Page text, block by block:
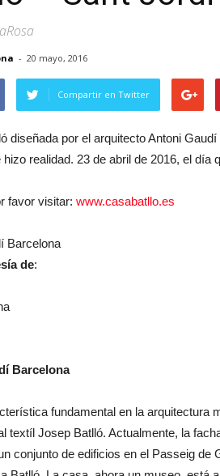
- 20 mayo, 2016
Compartir en Twitter
diseñada por el arquitecto Antoni
realidad. 23 de abril de 2016, el día
favor visitar: www.casabatllo.es
Barcelona
de:
Barcelona
fundamental en la arquitectura
textíl Josep Batlló. Actualmente, la
conjunto de edificios en el Passeig